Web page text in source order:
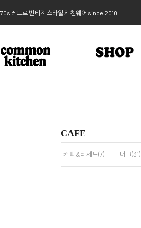
70s 레트로 빈티지 스타일 키친웨어 since 2010
CAFE
커피&티세트(7) 머그(31)